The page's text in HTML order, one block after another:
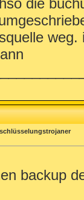
die
backup